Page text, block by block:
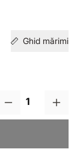
Ghid mărimi